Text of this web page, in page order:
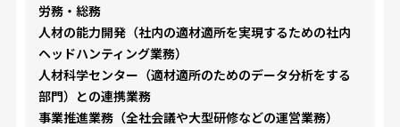
労務・総務
人材の能力開発（社内の適材適所を実現するための社内
ヘッドハンティング業務）
人材科学センター（適材適所のためのデータ分析をする
部門）との連携業務
事業推進業務（全社会議や大型研修などの運営業務）